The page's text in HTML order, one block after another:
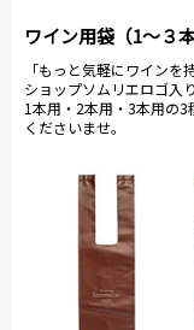
ワイン用袋（1～３本
「もっと気軽にワイン
ショップソムリエロゴ入
1本用・2本用・3本用の
くださいませ。